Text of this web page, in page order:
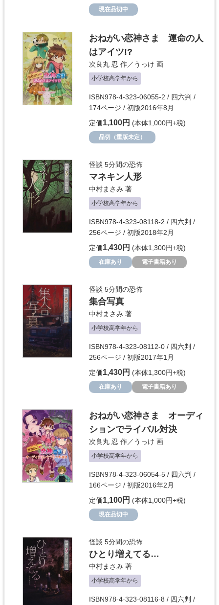
現在品切中
おねがい恋神さま 運命の人
はアイツ!?
次良丸 忍 作／ うっけ 画
小学校高学年から
ISBN978-4-323-06055-2 / 四六判 /
174ページ / 初版2016年8月
定価1,100円 (本体1,000円+税)
品切（重版未定）
怪談 5分間の恐怖
マネキン人形
中村まさみ 著
小学校高学年から
ISBN978-4-323-08118-2 / 四六判 /
256ページ / 初版2018年2月
定価1,430円 (本体1,300円+税)
在庫あり 電子書籍あり
怪談 5分間の恐怖
集合写真
中村まさみ 著
小学校高学年から
ISBN978-4-323-08112-0 / 四六判 /
256ページ / 初版2017年1月
定価1,430円 (本体1,300円+税)
在庫あり 電子書籍あり
おねがい恋神さま オーディ
ションでライバル対決
次良丸 忍 作／ うっけ 画
小学校高学年から
ISBN978-4-323-06054-5 / 四六判 /
166ページ / 初版2016年2月
定価1,100円 (本体1,000円+税)
現在品切中
怪談 5分間の恐怖
ひとり増えてる…
中村まさみ 著
小学校高学年から
ISBN978-4-323-08116-8 / 四六判 /